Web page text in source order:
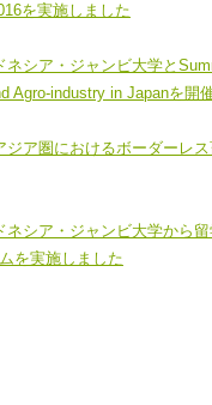
を実施しました
シア・ジャンビ大学と
Agro-industry in Japanを開
ア圏におけるボーダーレ
シア・ジャンビ大学から
を実施しました